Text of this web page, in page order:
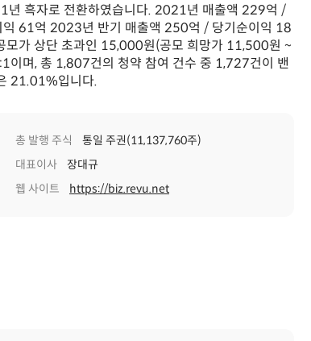
년 흑자로 전환하였습니다. 2021년 매출액 229억 /
61억 2023년 반기 매출액 250억 / 당기순이익 18
모가 상단 초과인 15,000원(공모 희망가 11,500원 ~
며, 총 1,807건의 청약 참여 건수 중 1,727건이 밴
21.01%입니다.
총 발행 주식
통일 주권(11,137,760주)
대표이사
장대규
웹 사이트 https://biz.revu.net